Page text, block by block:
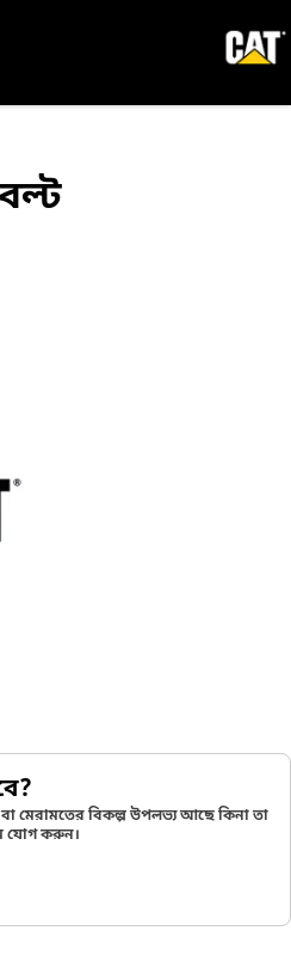
বা মেরামতের বিকল্প উপলভ্য আছে কিনা তা
যোগ করুন।